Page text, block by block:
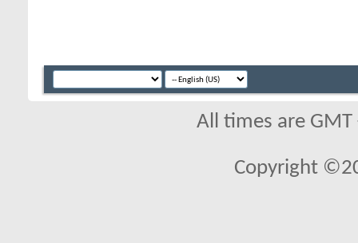
All times are
Copyright